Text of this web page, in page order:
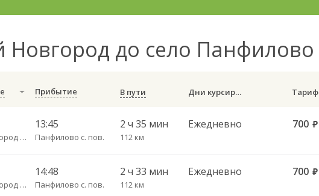
Новгород до село Панфилово
Прибытие В пути Дни курсирования Тариф
Нижний Новгород Щербинки
13:45
Панфилово с. пов.
2 ч 35 мин
112 км
Ежедневно 700 руб.
Нижний Новгород Щербинки
14:48
Панфилово с. пов.
2 ч 33 мин
112 км
Ежедневно 700 руб.